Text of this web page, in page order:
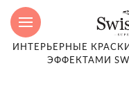
ИНТЕРЬЕРНЫЕ
ЭФФЕКТАМИ